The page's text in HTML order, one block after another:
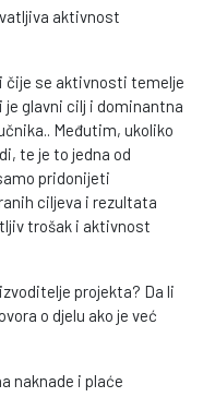
aktivnost
čije se aktivnosti temelje
glavni cilj i dominantna
Međutim, ukoliko
te je to jedna od
pridonijeti
ciljeva i rezultata
trošak i aktivnost
projekta? Da li
o djelu ako je već
naknade i plaće